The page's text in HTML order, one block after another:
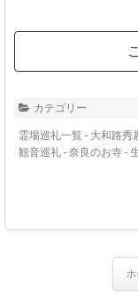
カテゴリー
霊場巡礼一覧 - 大和路秀
観音巡礼 - 奈良のお寺 -
ホ